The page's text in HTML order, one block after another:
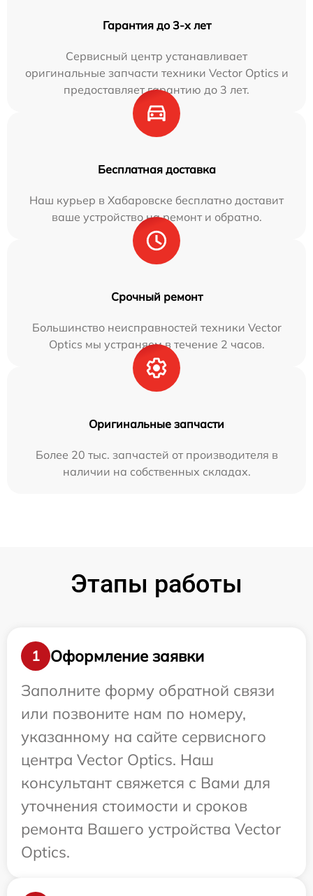
Гарантия до 3-х лет
Сервисный центр устанавливает
оригинальные запчасти техники Vector Optics и
предоставляет гарантию до 3 лет.
Бесплатная доставка
Наш курьер в Хабаровске бесплатно доставит
ваше устройство на ремонт и обратно.
Срочный ремонт
Большинство неисправностей техники Vector
Optics мы устраняем в течение 2 часов.
Оригинальные запчасти
Более 20 тыс. запчастей от производителя в
наличии на собственных складах.
Этапы работы
1
Оформление заявки
Заполните форму обратной связи
или позвоните нам по номеру,
указанному на сайте сервисного
центра Vector Optics. Наш
консультант свяжется с Вами для
уточнения стоимости и сроков
ремонта Вашего устройства Vector
Optics.